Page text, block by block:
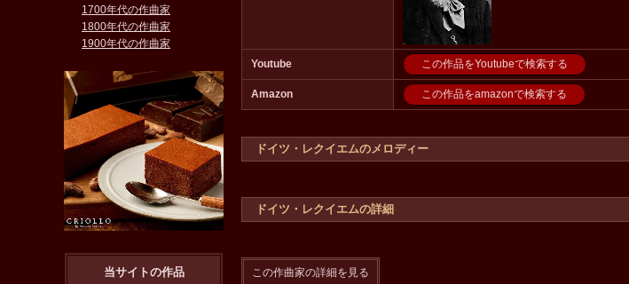
Youtube この作品をYoutubeで検索する
Amazon この作品をamazonで検索する
ドイツ・レクイエムのメロディー
ドイツ・レクイエムの詳細
この作曲家の詳細を見る
1700年代の作曲家
1800年代の作曲家
1900年代の作曲家
当サイトの作品